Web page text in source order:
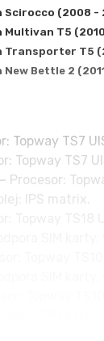
Scirocco (2008 -
Multivan T5
Transporter T5
New Bettle 2
Topway TS7
Topway TS7
– Procesor:
IPS matrix.
SIM